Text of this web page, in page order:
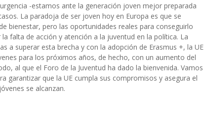
-estamos ante la generación joven mejor preparada
La paradoja de ser joven hoy en Europa es que se
bienestar, pero las oportunidades reales para conseguirlo
falta de acción y atención a la juventud en la política. La
a superar esta brecha y con la adopción de Erasmus +, la UE
para los próximos años, de hecho, con un aumento del
al que el Foro de la Juventud ha dado la bienvenida. Vamos
garantizar que la UE cumpla sus compromisos y asegura el
se alcanzan.